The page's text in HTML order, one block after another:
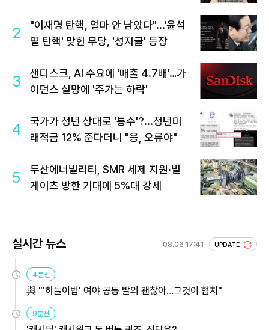
2
"이재명 탄핵, 얼마 안 남았다"...'윤석
열 탄핵' 맞힌 무당, '성지글' 등장
3
샌디스크, AI 수요에 '매출 4.7배'…가
이던스 실망에 '주가는 하락'
4
국가가 청년 상대로 '통수'?...청년미
래적금 12% 준다더니 "응, 오류야"
5
두산에너빌리티, SMR 세제 지원·빌
게이츠 방한 기대에 5%대 강세
실시간 뉴스 08.06 17:41 UPDATE
4분전
與 "'하늘이법' 여야 공동 발의 괜찮아…그것이 협치"
9분전